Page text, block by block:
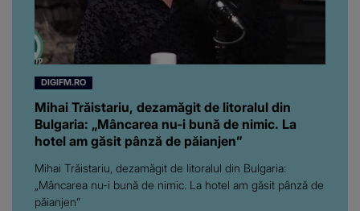
DIGIFM.RO
Mihai Trăistariu, dezamăgit de litoralul din
Bulgaria: „Mâncarea nu-i bună de nimic. La
hotel am găsit pânză de păianjen”
Mihai Trăistariu, dezamăgit de litoralul din Bulgaria:
„Mâncarea nu-i bună de nimic. La hotel am găsit pânză de
păianjen”